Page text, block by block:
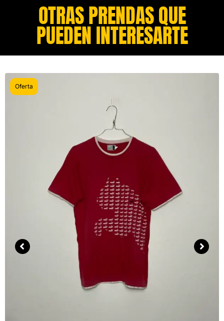
OTRAS PRENDAS QUE
PUEDEN INTERESARTE​
Oferta